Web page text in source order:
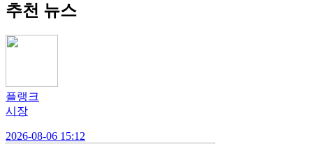
추천 뉴스
플랭크
시장
2026-08-06 15:12